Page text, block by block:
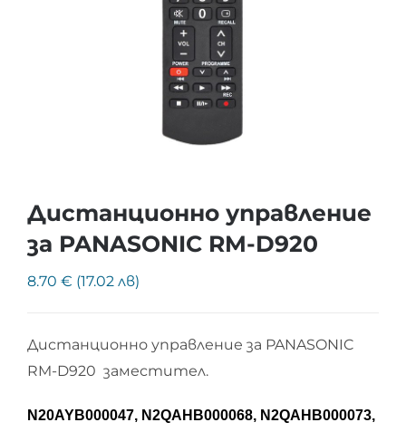
Дистанционно управление
за PANASONIC RM-D920
8.70 € (17.02 лв)
Дистанционно управление за PANASONIC
RM-D920 заместител.
N20AYB000047, N2QAHB000068, N2QAHB000073,